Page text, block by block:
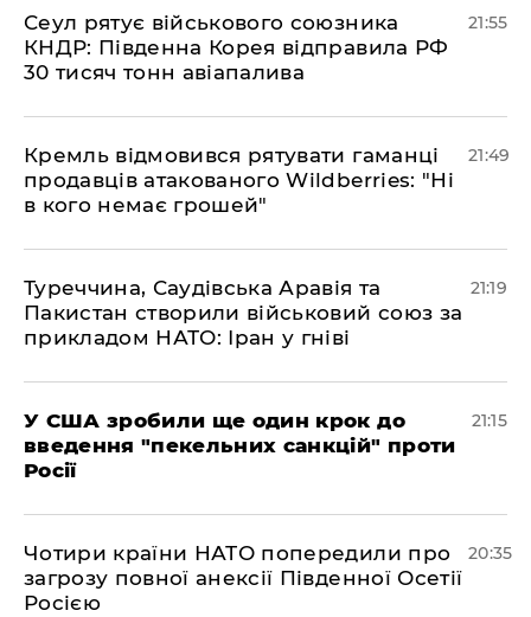
​Сеул рятує військового союзника
КНДР: Південна Корея відправила РФ
30 тисяч тонн авіапалива
21:55
​Кремль відмовився рятувати гаманці
продавців атакованого Wildberries: "Ні
в кого немає грошей"
21:49
​Туреччина, Саудівська Аравія та
Пакистан створили військовий союз за
прикладом НАТО: Іран у гніві
21:19
​У США зробили ще один крок до
введення "пекельних санкцій" проти
Росії
21:15
​Чотири країни НАТО попередили про
загрозу повної анексії Південної Осетії
Росією
20:35